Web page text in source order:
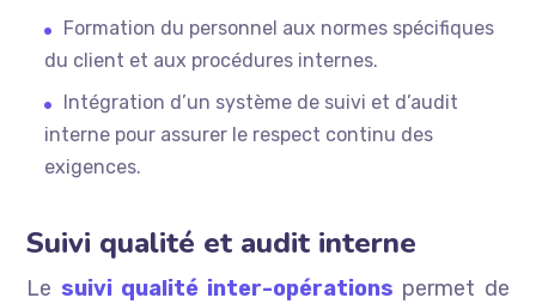
Formation du personnel aux normes spécifiques
du client et aux procédures internes.
Intégration d’un système de suivi et d’audit
interne pour assurer le respect continu des
exigences.
Suivi qualité et audit interne
Le suivi qualité inter-opérations permet de